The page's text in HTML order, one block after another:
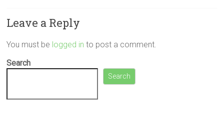
Leave a Reply
You must be logged in to post a comment.
Search
Search